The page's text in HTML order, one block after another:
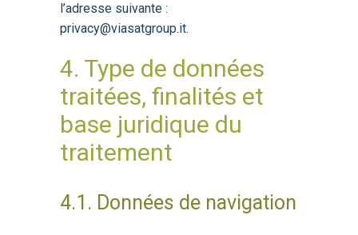
l’adresse suivante :
privacy@viasatgroup.it.
4. Type de données
traitées, finalités et
base juridique du
traitement
4.1. Données de navigation